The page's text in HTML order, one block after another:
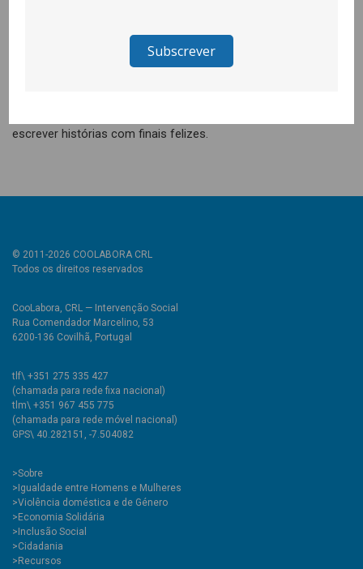
Desta vez, os lápis estão à venda nas lojas Rei dos Preços,
escrever histórias com finais felizes.
© 2011-2026 COOLABORA CRL
Todos os direitos reservados
CooLabora, CRL — Intervenção Social
Rua Comendador Marcelino, 53
6200-136 Covilhã, Portugal
tlf\ +351 275 335 427
(chamada para rede fixa nacional)
tlm\ +351 967 455 775
(chamada para rede móvel nacional)
GPS\ 40.282151, -7.504082
>Sobre
>Igualdade entre Homens e Mulheres
>Violência doméstica e de Género
>Economia Solidária
>Inclusão Social
>Cidadania
>Recursos